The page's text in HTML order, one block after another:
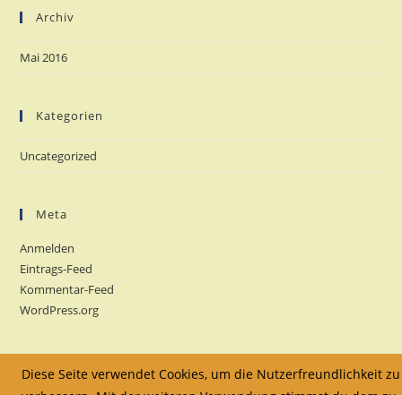
Archiv
Mai 2016
Kategorien
Uncategorized
Meta
Anmelden
Eintrags-Feed
Kommentar-Feed
WordPress.org
Diese Seite verwendet Cookies, um die Nutzerfreundlichkeit zu